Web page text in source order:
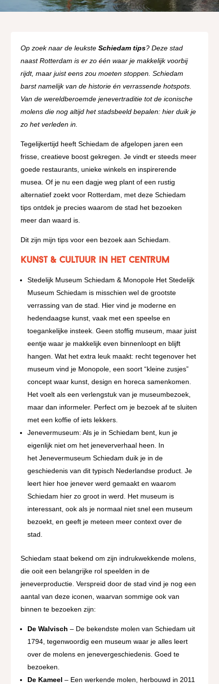
Op zoek naar de leuksteSchiedam tips? Deze stad
naast Rotterdam is er zo één waar je makkelijk voorbij
rijdt, maar juist eens zou moeten stoppen. Schiedam
barst namelijk van de historie én verrassende hotspots.
Van de wereldberoemde jenevertraditie tot de iconische
molens die nog altijd het stadsbeeld bepalen: hier duik je
zo het verleden in.
Tegelijkertijd heeft Schiedam de afgelopen jaren een
frisse, creatieve boost gekregen. Je vindt er steeds meer
goede restaurants, unieke winkels en inspirerende
musea. Of je nu een dagje weg plant of een rustig
alternatief zoekt voor Rotterdam, met deze Schiedam
tips ontdek je precies waarom de stad het bezoeken
meer dan waard is.
Dit zijn mijn tips voor een bezoek aan Schiedam.
Kunst & cultuur in het centrum
Stedelijk Museum Schiedam & Monopole Het Stedelijk
Museum Schiedam is misschien wel de grootste
verrassing van de stad. Hier vind je moderne en
hedendaagse kunst, vaak met een speelse en
toegankelijke insteek. Geen stoffig museum, maar juist
eentje waar je makkelijk even binnenloopt en blijft
hangen. Wat het extra leuk maakt: recht tegenover het
museum vind je Monopole, een soort “kleine zusjes”
concept waar kunst, design en horeca samenkomen.
Het voelt als een verlengstuk van je museumbezoek,
maar dan informeler. Perfect om je bezoek af te sluiten
met een koffie of iets lekkers.
Jenevermuseum: Als je in Schiedam bent, kun je
eigenlijk niet om het jeneververhaal heen. In
het Jenevermuseum Schiedam duik je in de
geschiedenis van dit typisch Nederlandse product. Je
leert hier hoe jenever werd gemaakt en waarom
Schiedam hier zo groot in werd. Het museum is
interessant, ook als je normaal niet snel een museum
bezoekt, en geeft je meteen meer context over de
stad.
Schiedam staat bekend om zijn indrukwekkende molens,
die ooit een belangrijke rol speelden in de
jeneverproductie. Verspreid door de stad vind je nog een
aantal van deze iconen, waarvan sommige ook van
binnen te bezoeken zijn:
De Walvisch – De bekendste molen van Schiedam uit
1794, tegenwoordig een museum waar je alles leert
over de molens en jenevergeschiedenis. Goed te
bezoeken.
De Kameel – Een werkende molen, herbouwd in 2011